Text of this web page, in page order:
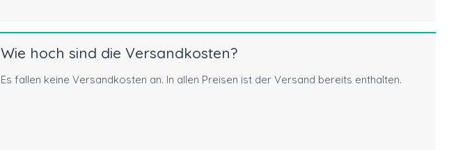
Wie hoch sind die Versandkosten?
Es fallen keine Versandkosten an. In allen Preisen ist der Versand bereits enthalten.